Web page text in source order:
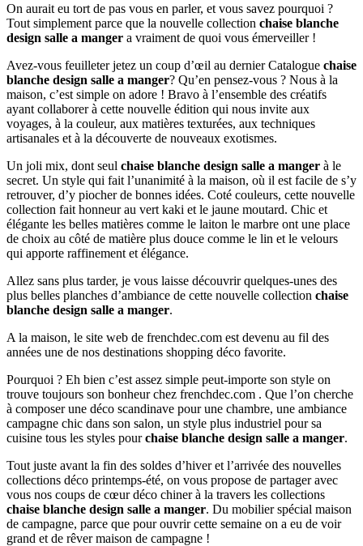
On aurait eu tort de pas vous en parler, et vous savez pourquoi ?
Tout simplement parce que la nouvelle collection chaise blanche
design salle a manger a vraiment de quoi vous émerveiller !
Avez-vous feuilleter jetez un coup d’œil au dernier Catalogue chaise
blanche design salle a manger? Qu’en pensez-vous ? Nous à la
maison, c’est simple on adore ! Bravo à l’ensemble des créatifs
ayant collaborer à cette nouvelle édition qui nous invite aux
voyages, à la couleur, aux matières texturées, aux techniques
artisanales et à la découverte de nouveaux exotismes.
Un joli mix, dont seul chaise blanche design salle a manger à le
secret. Un style qui fait l’unanimité à la maison, où il est facile de s’y
retrouver, d’y piocher de bonnes idées. Coté couleurs, cette nouvelle
collection fait honneur au vert kaki et le jaune moutard. Chic et
élégante les belles matières comme le laiton le marbre ont une place
de choix au côté de matière plus douce comme le lin et le velours
qui apporte raffinement et élégance.
Allez sans plus tarder, je vous laisse découvrir quelques-unes des
plus belles planches d’ambiance de cette nouvelle collection chaise
blanche design salle a manger.
A la maison, le site web de frenchdec.com est devenu au fil des
années une de nos destinations shopping déco favorite.
Pourquoi ? Eh bien c’est assez simple peut-importe son style on
trouve toujours son bonheur chez frenchdec.com . Que l’on cherche
à composer une déco scandinave pour une chambre, une ambiance
campagne chic dans son salon, un style plus industriel pour sa
cuisine tous les styles pourchaise blanche design salle a manger.
Tout juste avant la fin des soldes d’hiver et l’arrivée des nouvelles
collections déco printemps-été, on vous propose de partager avec
vous nos coups de cœur déco chiner à la travers les collections
chaise blanche design salle a manger. Du mobilier spécial maison
de campagne, parce que pour ouvrir cette semaine on a eu de voir
grand et de rêver maison de campagne !